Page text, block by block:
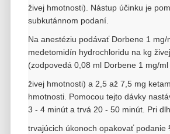
živej hmotnosti). Nástup účinku je
subkutánnom podaní.
Na anestéziu podávať Dorbene 1 mg/
medetomidín hydrochloridu na kg
(zodpovedá 0,08 ml Dorbene 1 mg/ml
živej hmotnosti) a 2,5 až 7,5 mg
hmotnosti. Pomocou tejto dávky
3 - 4 minút a trvá 20 - 50 minút. Pri
trvajúcich úkonoch opakovať podanie